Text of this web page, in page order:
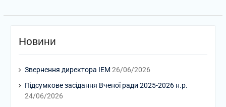
Новини
Звернення директора ІЕМ 26/06/2026
Підсумкове засідання Вченої ради 2025-2026 н.р.
24/06/2026